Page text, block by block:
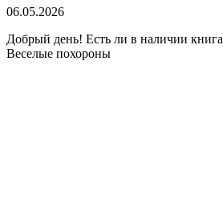
06.05.2026
Добрый день! Есть ли в наличии
Веселые похороны